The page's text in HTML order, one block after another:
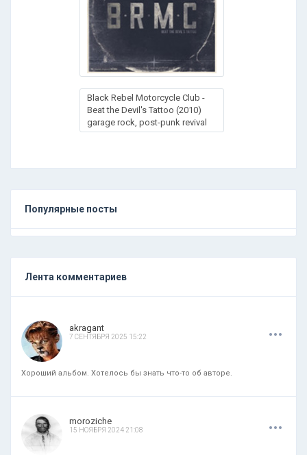
Black Rebel Motorcycle Club -
Beat the Devil's Tattoo (2010)
garage rock, post-punk revival
Популярные посты
Лента комментариев
akragant
7 СЕНТЯБРЯ 2025 15:22 ...
Хороший альбом. Хотелось бы знать что-то об авторе.
moroziche
15 НОЯБРЯ 2024 21:08 ...